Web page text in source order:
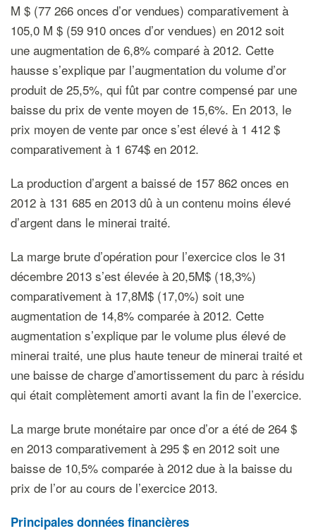
M $ (77 266 onces d’or vendues) comparativement à
105,0 M $ (59 910 onces d’or vendues) en 2012 soit
une augmentation de 6,8% comparé à 2012. Cette
hausse s’explique par l’augmentation du volume d’or
produit de 25,5%, qui fût par contre compensé par une
baisse du prix de vente moyen de 15,6%. En 2013, le
prix moyen de vente par once s’est élevé à 1 412 $
comparativement à 1 674$ en 2012.
La production d’argent a baissé de 157 862 onces en
2012 à 131 685 en 2013 dû à un contenu moins élevé
d’argent dans le minerai traité.
La marge brute d’opération pour l’exercice clos le 31
décembre 2013 s’est élevée à 20,5M$ (18,3%)
comparativement à 17,8M$ (17,0%) soit une
augmentation de 14,8% comparée à 2012. Cette
augmentation s’explique par le volume plus élevé de
minerai traité, une plus haute teneur de minerai traité et
une baisse de charge d’amortissement du parc à résidu
qui était complètement amorti avant la fin de l’exercice.
La marge brute monétaire par once d’or a été de 264 $
en 2013 comparativement à 295 $ en 2012 soit une
baisse de 10,5% comparée à 2012 due à la baisse du
prix de l’or au cours de l’exercice 2013.
Principales données financières